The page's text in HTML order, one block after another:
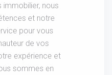
nous
et notre
pour vous
de vos
expérience et
sommes en